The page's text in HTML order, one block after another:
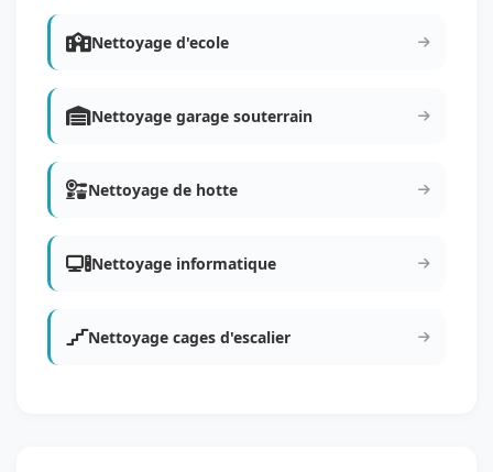
Nettoyage d'ecole
Nettoyage garage souterrain
Nettoyage de hotte
Nettoyage informatique
Nettoyage cages d'escalier